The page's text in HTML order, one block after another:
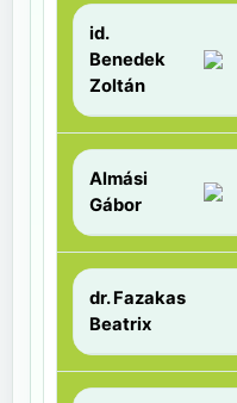
id.
Benedek
Zoltán
Almási
Gábor
dr. Fazakas
Beatrix